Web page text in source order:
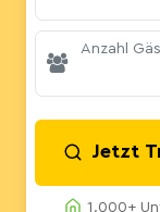
Anzahl
Jetzt
1.000+